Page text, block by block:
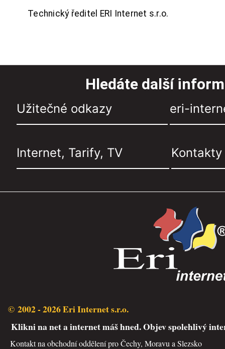
Technický ředitel ERI Internet s.r.o.
Hledáte další
Užitečné odkazy eri-
Internet, Tarify, TV Kontakty
© 2002 - 2026 Eri Internet s.r.o.
Klikni na net a internet máš hned. Objev spolehlivý
Kontakt na obchodní oddělení pro Čechy, Moravu a Slezsko